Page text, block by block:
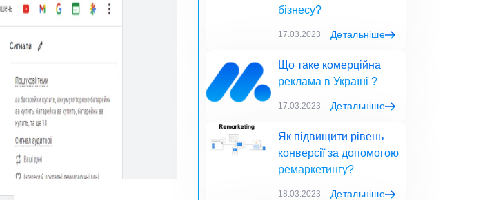
бізнесу?
17.03.2023 Детальніше
Що таке комерційна
реклама в Україні ?
17.03.2023 Детальніше
Як підвищити рівень
конверсії за допомогою
ремаркетингу?
18.03.2023 Детальніше